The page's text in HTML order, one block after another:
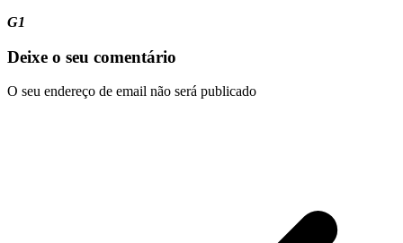
G1
Deixe o seu comentário
O seu endereço de email não será publicado